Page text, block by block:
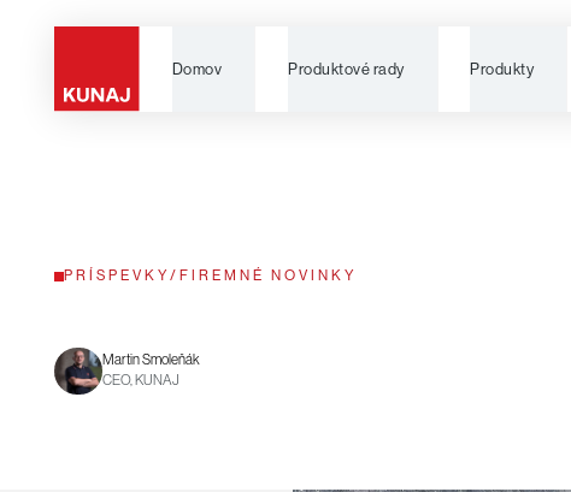
Domov Produktové rady Produkty
PRÍSPEVKY / FIREMNÉ NOVINKY
Martin Smoleňák
CEO, KUNAJ